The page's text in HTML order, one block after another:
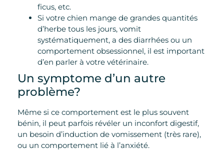
ficus, etc.
Si votre chien mange de grandes quantités
d’herbe tous les jours, vomit
systématiquement, a des diarrhées ou un
comportement obsessionnel, il est important
d’en parler à votre vétérinaire.
Un symptome d’un autre
problème?
Même si ce comportement est le plus souvent
bénin, il peut parfois révéler un inconfort digestif,
un besoin d’induction de vomissement (très rare),
ou un comportement lié à l’anxiété.